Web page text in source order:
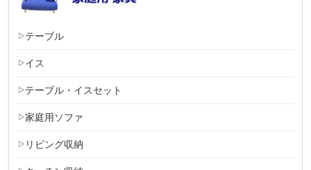
テーブル
イス
テーブル・イスセット
家庭用ソファ
リビング収納